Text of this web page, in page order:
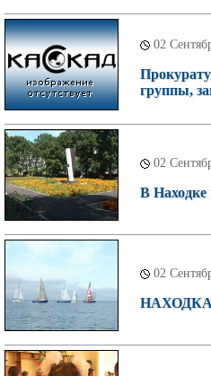
02
группы,
02
В Находке
02